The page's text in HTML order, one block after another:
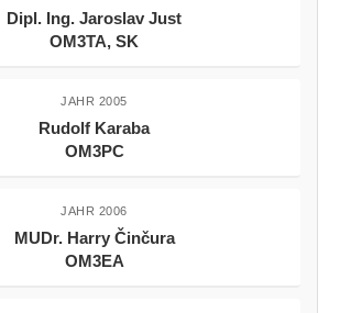
Dipl. Ing. Jaroslav Just
OM3TA, SK
JAHR 2005
Rudolf Karaba
OM3PC
JAHR 2006
MUDr. Harry Činčura
OM3EA